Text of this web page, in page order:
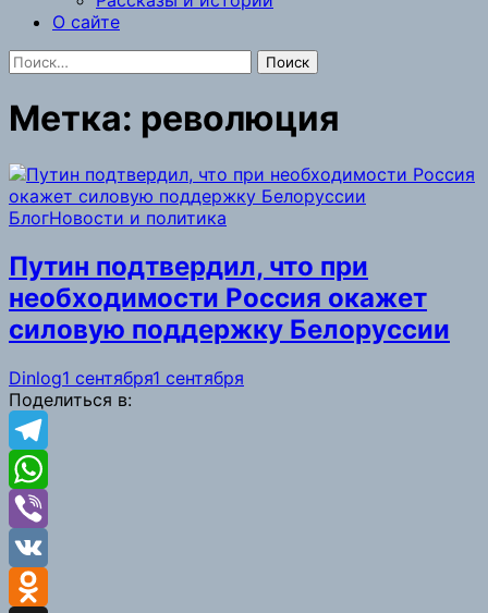
О сайте
Найти:
Метка: революция
БлогНовости и политика
Путин подтвердил, что при
необходимости Россия окажет
силовую поддержку Белоруссии
Dinlog1 сентября1 сентября
Поделиться в:
Telegram
WhatsApp
Viber
VK